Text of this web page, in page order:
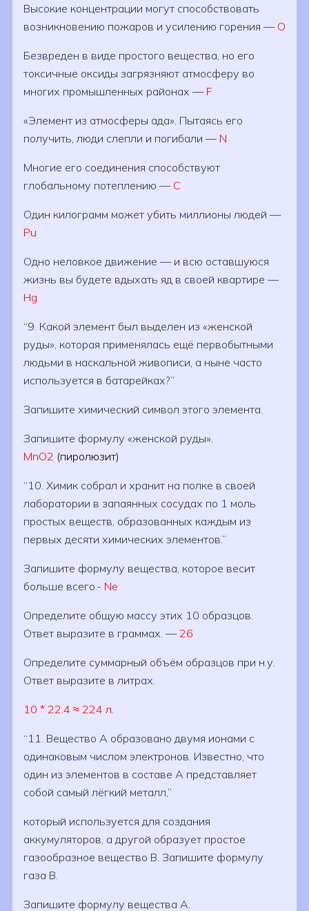
Высокие концентрации могут способствовать
возникновению пожаров и усилению горения — O
Безвреден в виде простого вещества, но его
токсичные оксиды загрязняют атмосферу во
многих промышленных районах — F
«Элемент из атмосферы ада». Пытаясь его
получить, люди слепли и погибали — N
Многие его соединения способствуют
глобальному потеплению — С
Один килограмм может убить миллионы людей —
Pu
Одно неловкое движение — и всю оставшуюся
жизнь вы будете вдыхать яд в своей квартире —
Hg
9. Какой элемент был выделен из «женской
руды», которая применялась ещё первобытными
людьми в наскальной живописи, а ныне часто
используется в батарейках?
Запишите химический символ этого элемента.
Запишите формулу «женской руды».
MnO2 (пиролюзит)
10. Химик собрал и хранит на полке в своей
лаборатории в запаянных сосудах по 1 моль
простых веществ, образованных каждым из
первых десяти химических элементов.
Запишите формулу вещества, которое весит
больше всего.- Ne
Определите общую массу этих 10 образцов.
Ответ выразите в граммах. —26
Определите суммарный объём образцов при н.у.
Ответ выразите в литрах.
10 * 22.4 ≈ 224 л.
11. Вещество A образовано двумя ионами с
одинаковым числом электронов. Известно, что
один из элементов в составе A представляет
собой самый лёгкий металл,
который используется для создания
аккумуляторов, а другой образует простое
газообразное вещество B. Запишите формулу
газа B.
Запишите формулу вещества A.